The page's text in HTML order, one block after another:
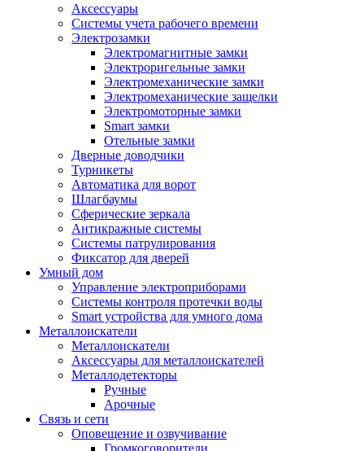
Аксессуары
Системы учета рабочего времени
Электрозамки
Электромагнитные замки
Электроригельные замки
Электромеханические замки
Электромеханические защелки
Электромоторные замки
Smart замки
Отельные замки
Дверные доводчики
Турникеты
Автоматика для ворот
Шлагбаумы
Сферические зеркала
Антикражные системы
Системы патрулирования
Фиксатор для дверей
Умный дом
Управление электроприборами
Системы контроля протечки воды
Smart устройства для умного дома
Металлоискатели
Металлоискатели
Аксессуары для металлоискателей
Металлодетекторы
Ручные
Арочные
Связь и сети
Оповещение и озвучивание
Громкоговорители